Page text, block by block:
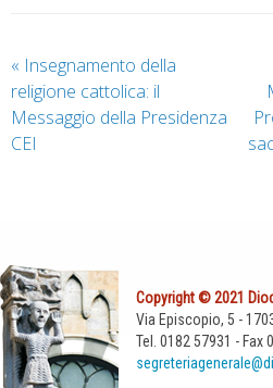
« Insegnamento della
religione cattolica: il
Messaggio della Presidenza
CEI
Copyright © 2021
Via Episcopio, 5 -
Tel. 0182 57931 - Fax